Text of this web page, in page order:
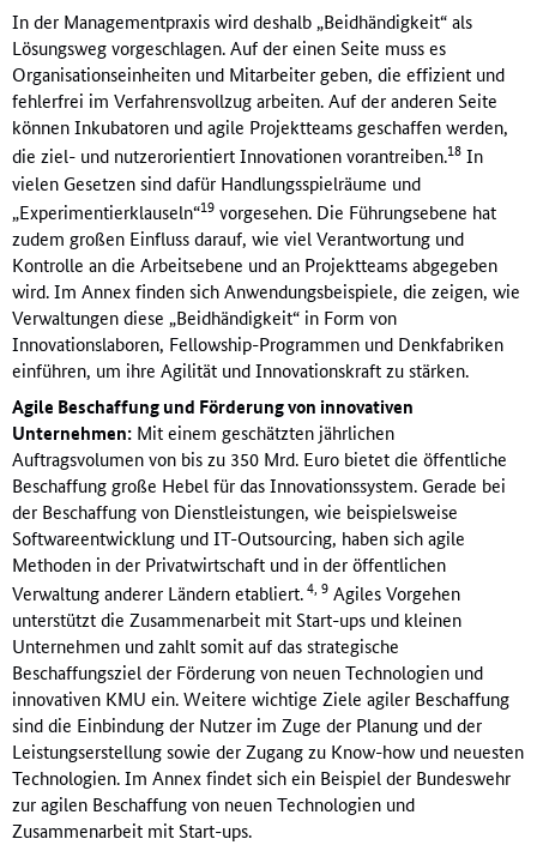
In der Managementpraxis wird deshalb „Beidhändigkeit“ als
Lösungsweg vorgeschlagen. Auf der einen Seite muss es
Organisationseinheiten und Mitarbeiter geben, die effizient und
fehlerfrei im Verfahrensvollzug arbeiten. Auf der anderen Seite
können Inkubatoren und agile Projektteams geschaffen werden,
die ziel- und nutzerorientiert Innovationen vorantreiben.18 In
vielen Gesetzen sind dafür Handlungsspielräume und
„Experimentierklauseln“19 vorgesehen. Die Führungsebene hat
zudem großen Einfluss darauf, wie viel Verantwortung und
Kontrolle an die Arbeitsebene und an Projektteams abgegeben
wird. Im Annex finden sich Anwendungsbeispiele, die zeigen, wie
Verwaltungen diese „Beidhändigkeit“ in Form von
Innovationslaboren, Fellowship-Programmen und Denkfabriken
einführen, um ihre Agilität und Innovationskraft zu stärken.
Agile Beschaffung und Förderung von innovativen
Unternehmen: Mit einem geschätzten jährlichen
Auftragsvolumen von bis zu 350 Mrd. Euro bietet die öffentliche
Beschaffung große Hebel für das Innovationssystem. Gerade bei
der Beschaffung von Dienstleistungen, wie beispielsweise
Softwareentwicklung und IT-Outsourcing, haben sich agile
Methoden in der Privatwirtschaft und in der öffentlichen
Verwaltung anderer Ländern etabliert.4, 9 Agiles Vorgehen
unterstützt die Zusammenarbeit mit Start-ups und kleinen
Unternehmen und zahlt somit auf das strategische
Beschaffungsziel der Förderung von neuen Technologien und
innovativen KMU ein. Weitere wichtige Ziele agiler Beschaffung
sind die Einbindung der Nutzer im Zuge der Planung und der
Leistungserstellung sowie der Zugang zu Know-how und neuesten
Technologien. Im Annex findet sich ein Beispiel der Bundeswehr
zur agilen Beschaffung von neuen Technologien und
Zusammenarbeit mit Start-ups.